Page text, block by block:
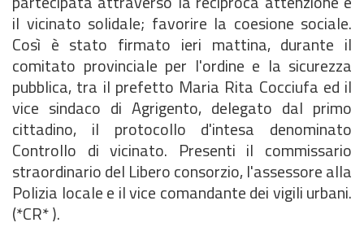
il vicinato solidale; favorire la coesione sociale.
Così è stato firmato ieri mattina, durante il
comitato provinciale per l'ordine e la sicurezza
pubblica, tra il prefetto Maria Rita Cocciufa ed il
vice sindaco di Agrigento, delegato dal primo
cittadino, il protocollo d'intesa denominato
Controllo di vicinato. Presenti il commissario
straordinario del Libero consorzio, l'assessore alla
Polizia locale e il vice comandante dei vigili urbani.
(*CR* ).